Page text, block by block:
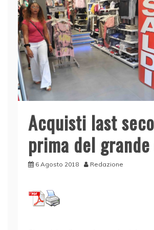
Acquisti last
prima del
6 Agosto 2018 Redazione